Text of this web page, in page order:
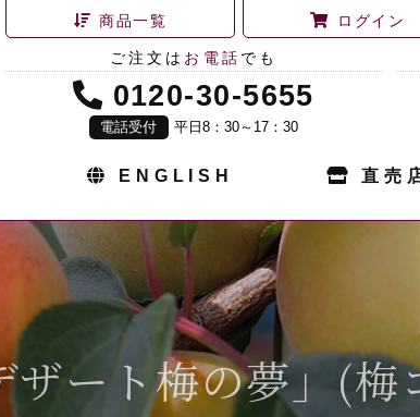
商品一覧 ログイン
ご注文は お電話 でも
0120-30-5655
電話受付 平日8：30～17：30
ENGLISH 直売
ザート梅の夢」(梅